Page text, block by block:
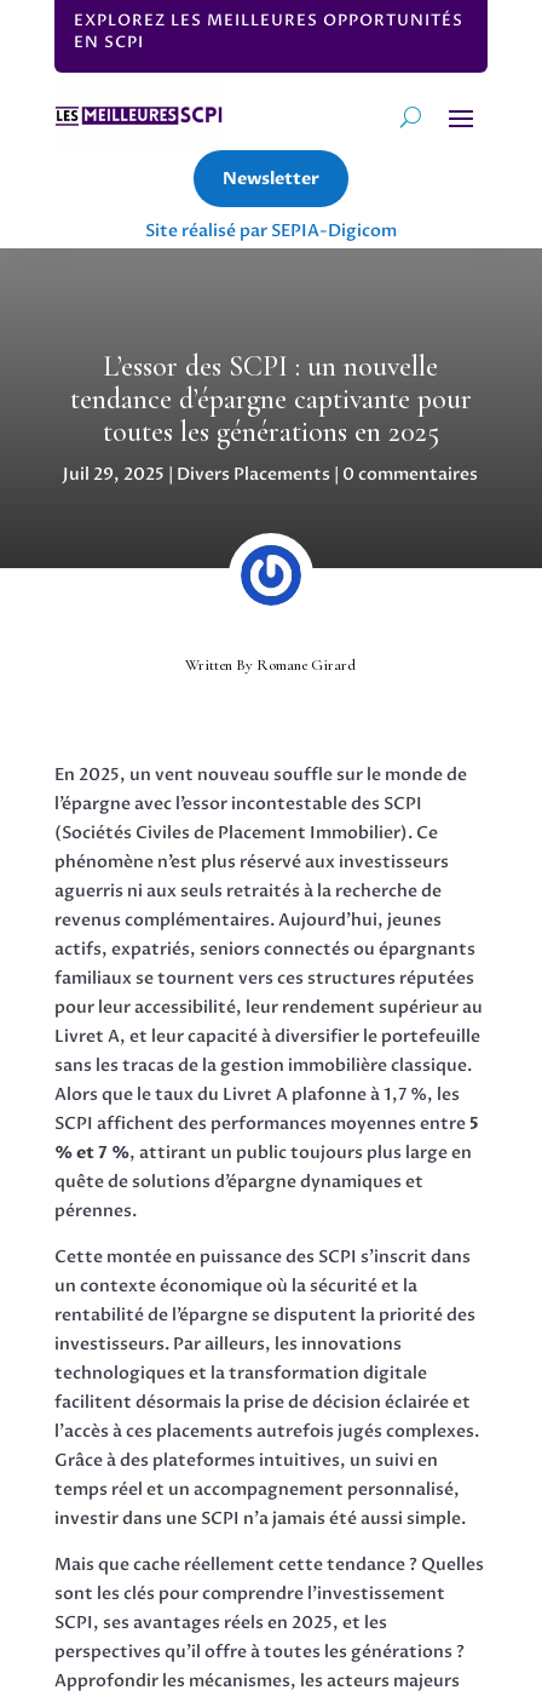
EXPLOREZ LES MEILLEURES OPPORTUNITÉS
EN SCPI
Newsletter
Site réalisé par SEPIA-Digicom
L’essor des SCPI : un nouvelle
tendance d’épargne captivante pour
toutes les générations en 2025
Juil 29, 2025 | Divers Placements | 0 commentaires
Written By Romane Girard
En 2025, un vent nouveau souffle sur le monde de
l’épargne avec l’essor incontestable des SCPI
(Sociétés Civiles de Placement Immobilier). Ce
phénomène n’est plus réservé aux investisseurs
aguerris ni aux seuls retraités à la recherche de
revenus complémentaires. Aujourd’hui, jeunes
actifs, expatriés, seniors connectés ou épargnants
familiaux se tournent vers ces structures réputées
pour leur accessibilité, leur rendement supérieur au
Livret A, et leur capacité à diversifier le portefeuille
sans les tracas de la gestion immobilière classique.
Alors que le taux du Livret A plafonne à 1,7 %, les
SCPI affichent des performances moyennes entre 5
% et 7 %, attirant un public toujours plus large en
quête de solutions d’épargne dynamiques et
pérennes.
Cette montée en puissance des SCPI s’inscrit dans
un contexte économique où la sécurité et la
rentabilité de l’épargne se disputent la priorité des
investisseurs. Par ailleurs, les innovations
technologiques et la transformation digitale
facilitent désormais la prise de décision éclairée et
l’accès à ces placements autrefois jugés complexes.
Grâce à des plateformes intuitives, un suivi en
temps réel et un accompagnement personnalisé,
investir dans une SCPI n’a jamais été aussi simple.
Mais que cache réellement cette tendance ? Quelles
sont les clés pour comprendre l’investissement
SCPI, ses avantages réels en 2025, et les
perspectives qu’il offre à toutes les générations ?
Approfondir les mécanismes, les acteurs majeurs